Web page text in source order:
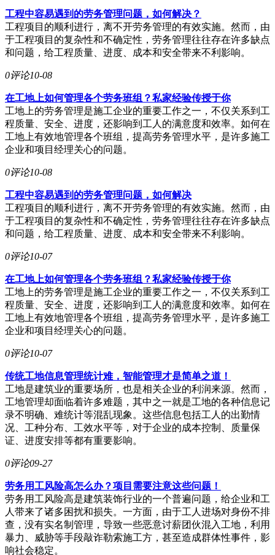
工程中容易遇到的劳务管理问题，如何解决？
工程项目的顺利进行，离不开劳务管理的有效实施。然而，由
于工程项目的复杂性和不确定性，劳务管理往往存在许多缺点
和问题，给工程质量、进度、成本和安全带来不利影响。
0评论10-08
在工地上如何管理各个劳务班组？私家经验传授于你
工地上的劳务管理是施工企业的重要工作之一，不仅关系到工
程质量、安全、进度，还影响到工人的满意度和效率。如何在
工地上有效地管理各个班组，提高劳务管理水平，是许多施工
企业和项目经理关心的问题。
0评论10-08
工程中容易遇到的劳务管理问题，如何解决
工程项目的顺利进行，离不开劳务管理的有效实施。然而，由
于工程项目的复杂性和不确定性，劳务管理往往存在许多缺点
和问题，给工程质量、进度、成本和安全带来不利影响。
0评论10-07
在工地上如何管理各个劳务班组？私家经验传授于你
工地上的劳务管理是施工企业的重要工作之一，不仅关系到工
程质量、安全、进度，还影响到工人的满意度和效率。如何在
工地上有效地管理各个班组，提高劳务管理水平，是许多施工
企业和项目经理关心的问题。
0评论10-07
传统工地信息管理统计难，智能管理才是简单之道！
工地是建筑业的重要场所，也是相关企业的利润来源。然而，
工地管理却面临着许多难题，其中之一就是工地的各种信息记
录不明确、难统计等混乱现象。这些信息包括工人的出勤情
况、工种分布、工效水平等，对于企业的成本控制、质量保
证、进度安排等都有重要影响。
0评论09-27
劳务用工风险高怎么办？项目需要注意这些问题！
劳务用工风险高是建筑装饰行业的一个普遍问题，给企业和工
人带来了诸多困扰和损失。一方面，由于工人进场对身份不排
查，没有实名制管理，导致一些恶意讨薪团伙混入工地，利用
暴力、威胁等手段敲诈勒索施工方，甚至造成群体性事件，影
响社会稳定。